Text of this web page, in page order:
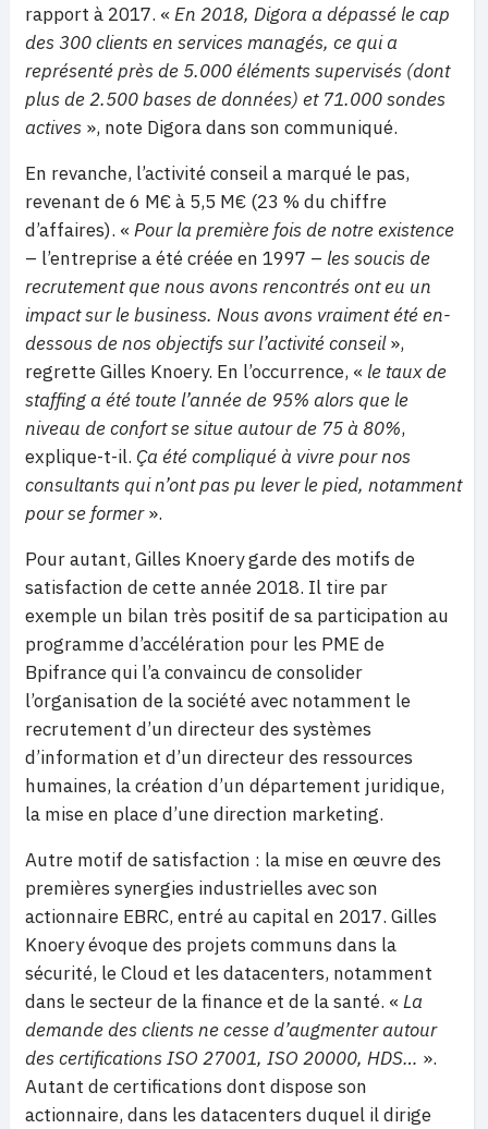
rapport à 2017. « En 2018, Digora a dépassé le cap
des 300 clients en services managés, ce qui a
représenté près de 5.000 éléments supervisés (dont
plus de 2.500 bases de données) et 71.000 sondes
actives », note Digora dans son communiqué.
En revanche, l’activité conseil a marqué le pas,
revenant de 6 M€ à 5,5 M€ (23 % du chiffre
d’affaires). « Pour la première fois de notre existence
– l’entreprise a été créée en 1997 – les soucis de
recrutement que nous avons rencontrés ont eu un
impact sur le business. Nous avons vraiment été en-
dessous de nos objectifs sur l’activité conseil»,
regrette Gilles Knoery. En l’occurrence, « le taux de
staffing a été toute l’année de 95% alors que le
niveau de confort se situe autour de 75 à 80%,
explique-t-il. Ça été compliqué à vivre pour nos
consultants qui n’ont pas pu lever le pied, notamment
pour se former».
Pour autant, Gilles Knoery garde des motifs de
satisfaction de cette année 2018. Il tire par
exemple un bilan très positif de sa participation au
programme d’accélération pour les PME de
Bpifrance qui l’a convaincu de consolider
l’organisation de la société avec notamment le
recrutement d’un directeur des systèmes
d’information et d’un directeur des ressources
humaines, la création d’un département juridique,
la mise en place d’une direction marketing.
Autre motif de satisfaction : la mise en œuvre des
premières synergies industrielles avec son
actionnaire EBRC, entré au capital en 2017. Gilles
Knoery évoque des projets communs dans la
sécurité, le Cloud et les datacenters, notamment
dans le secteur de la finance et de la santé. « La
demande des clients ne cesse d’augmenter autour
des certifications ISO 27001, ISO 20000, HDS… ».
Autant de certifications dont dispose son
actionnaire, dans les datacenters duquel il dirige